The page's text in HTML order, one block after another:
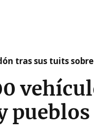
tras sus tuits
pueblos